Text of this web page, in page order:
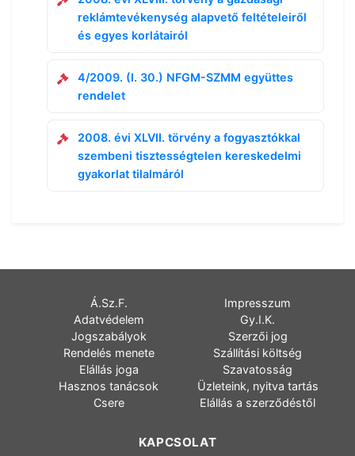
reklámtevékenység alapvető feltételeiről
és egyes korlátairól
4/2009. (I. 30.) NFGM-SZMM együttes
rendelet
2008. évi XLVII. törvény a fogyasztókkal
szembeni tisztességtelen kereskedelmi
gyakorlat tilalmáról
Á.Sz.F.
Impresszum
Adatvédelem
Gy.I.K.
Jogszabályok
Szerzői jog
Rendelés menete
Szállítási költség
Elállás joga
Szavatosság
Hasznos tanácsok
Üzleteink, nyitva tartás
Csere
Elállás a szerződéstől
KAPCSOLAT